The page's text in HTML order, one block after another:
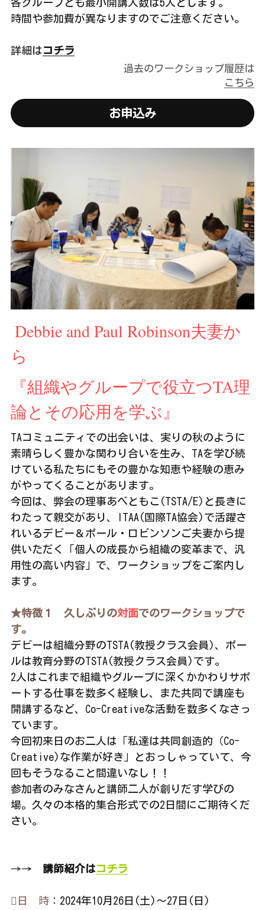
各グループとも最小開講人数は5人とします。
時間や参加費が異なりますのでご注意ください。
詳細は コチラ
過去のワークショップ履歴は
こちら
お申込み
ら
『組織やグループで役立つTA理
論とその応用を学ぶ』
TAコミュニティでの出会いは、実りの秋のように
素晴らしく豊かな関わり合いを生み、TAを学び続
けている私たちにもその豊かな知恵や経験の恵み
がやってくることがあります。
今回は、弊会の理事あべともこ(TSTA/E)と長きに
わたって親交があり、ITAA(国際TA協会)で活躍さ
れいるデビー＆ポール・ロビンソンご夫妻から提
供いただく「個人の成長から組織の変革まで、汎
用性の高い内容」で、ワークショップをご案内し
ます。
★特徴１　久しぶりの対面でのワークショップで
す。
デビーは組織分野のTSTA(教授クラス会員)、ポー
ルは教育分野のTSTA(教授クラス会員)です。
2人はこれまで組織やグループに深くかかわりサポ
ートする仕事を数多く経験し、また共同で講座も
開講するなど、Co-Creativeな活動を数多くなさっ
ています。
今回初来日のお二人は「私達は共同創造的（Co-
Creative)な作業が好き」とおっしゃっていて、今
回もそうなること間違いなし！！
参加者のみなさんと講師二人が創りだす学びの
場。久々の本格的集合形式での2日間にご期待くだ
さい。
→→ 講師紹介はコチラ
日　時：2024年10月26日(土)～27日(日)